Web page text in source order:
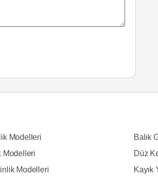
Modelleri
Balık
Modelleri
Düz
Modelleri
Kayık